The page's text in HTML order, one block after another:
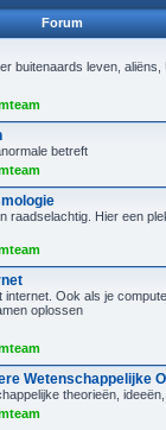
Forum
buitenaards leven, aliëns,
betreft
raadselachtig. Hier een
internet. Ook als je
oplossen
Wetenschappelijke
theorieën,